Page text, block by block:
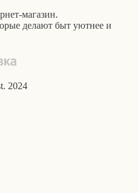
магазин.
делают быт уютнее и
2024